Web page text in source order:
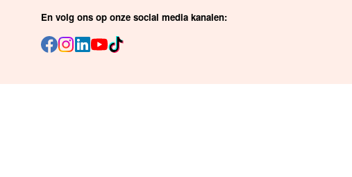
En volg ons op onze social media kanalen: